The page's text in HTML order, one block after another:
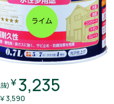
) ￥3,235
￥3,590